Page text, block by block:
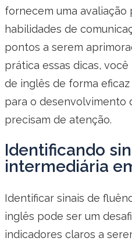
fornecem uma avaliação
habilidades de
pontos a serem
prática essas dicas,
de inglês de forma
para o desenvolvimento
precisam de atenção.
Identificando
intermediária
Identificar sinais de
inglês pode ser um
indicadores claros a